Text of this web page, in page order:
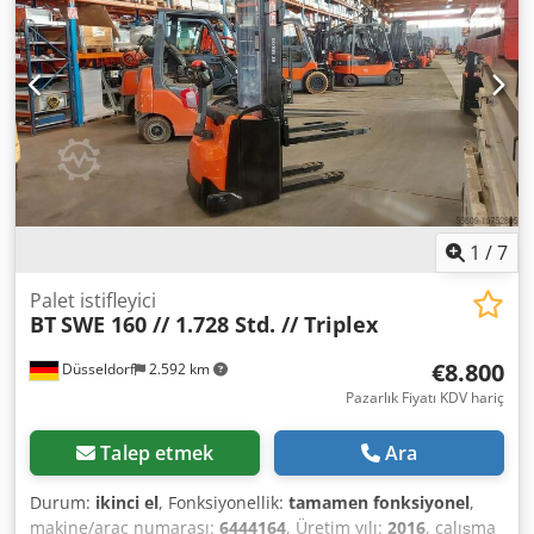
Rjk Teknik durum: iyi Akü Volt: 24V Batarya yapım yılı: 2017
Açıklama: BT SPE 160 No: M0495 Yapım yılı: 2017 Çalışma
saati: 5.844 Cihaz görsel ve teknik olarak iyi durumdadır.
Hatalara ve önceki satışa tabidir. Kamyonunuzu
bulamadıysanız, lütfen bizimle iletişime geçin. Tesisimizde
çok çeşitli başka kamyonlarımız da bulunmaktadır.
1 /7
Düsseldorf 2.592 km
Palet istifleyici
BTSWE 160 // 1.728 Std. // Triplex
€8.800
Pazarlık Fiyatı KDV hariç
Talep etmek Ara
Durum: ikinci el, Fonksiyonellik: tamamen fonksiyonel,
makine/araç numarası: 6444164, Üretim yılı: 2016, çalışma